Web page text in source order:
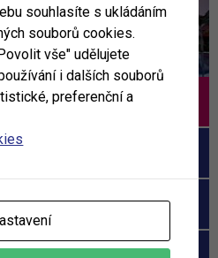
souhlasíte s ukládáním
souborů cookies.
vše" udělujete
i dalších souborů
preferenční a